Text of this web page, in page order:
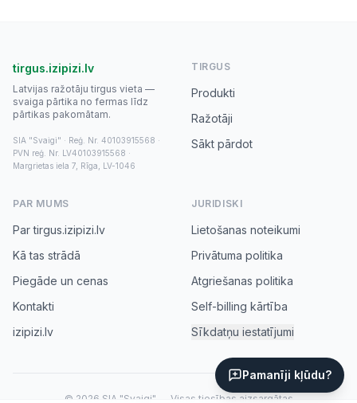
Pamanīji kļūdu?
tirgus.izipizi.lv
Latvijas ražotāju tirgus vieta —
svaiga pārtika no fermas līdz
pārtikas pakomātam.
SIA "Svaigi" · Reģ. Nr. 40103915568 ·
PVN reģ. Nr. LV40103915568 ·
Margrietas iela 7, Rīga, LV-1046
TIRGUS
Produkti
Ražotāji
Sākt pārdot
PAR MUMS
Par tirgus.izipizi.lv
Kā tas strādā
Piegāde un cenas
Kontakti
izipizi.lv
JURIDISKI
Lietošanas noteikumi
Privātuma politika
Atgriešanas politika
Self-billing kārtība
Sīkdatņu iestatījumi
© 2026 SIA "Svaigi" — Visas tiesības aizsargātas